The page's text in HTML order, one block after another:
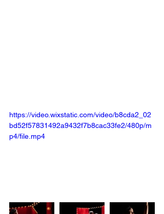
https://video.wixstatic.com/video/b8cda2_02
bd52f57831492a9432f7b8cac33fe2/480p/m
p4/file.mp4